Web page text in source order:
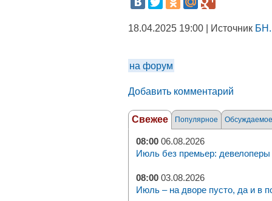
18.04.2025 19:00 | Источник
на форум
Добавить комментарий
Свежее Популярное Обсуждаемое
08:00 06.08.2026
Июль без премьер: девелоперы
08:00 03.08.2026
Июль – на дворе пусто, да и в